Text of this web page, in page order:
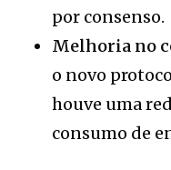
por consenso.
Melhoria no
o novo
houve uma
consumo de